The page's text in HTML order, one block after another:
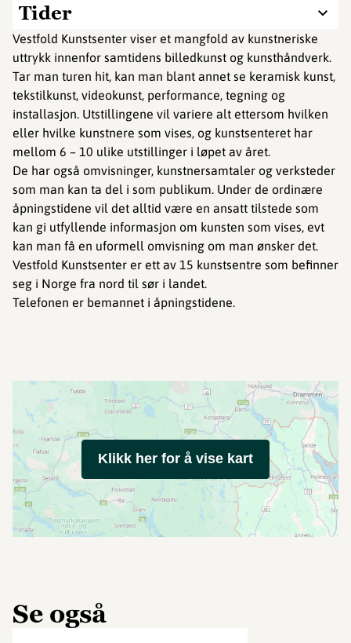
Tider
Vestfold Kunstsenter viser et mangfold av kunstneriske
uttrykk innenfor samtidens billedkunst og kunsthåndverk.
Tar man turen hit, kan man blant annet se keramisk kunst,
tekstilkunst, videokunst, performance, tegning og
installasjon. Utstillingene vil variere alt ettersom hvilken
eller hvilke kunstnere som vises, og kunstsenteret har
mellom 6 – 10 ulike utstillinger i løpet av året.
De har også omvisninger, kunstnersamtaler og verksteder
som man kan ta del i som publikum. Under de ordinære
åpningstidene vil det alltid være en ansatt tilstede som
kan gi utfyllende informasjon om kunsten som vises, evt
kan man få en uformell omvisning om man ønsker det.
Vestfold Kunstsenter er ett av 15 kunstsentre som befinner
seg i Norge fra nord til sør i landet.
Telefonen er bemannet i åpningstidene.
Klikk her for å vise kart
Se også